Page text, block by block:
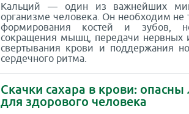
Кальций — один из важнейших
организме человека. Он необходим не
формирования костей и зубов,
сокращения мышц, передачи нервных
свертывания крови и поддержания
сердечного ритма.
Скачки сахара в крови: опасны
для здорового человека